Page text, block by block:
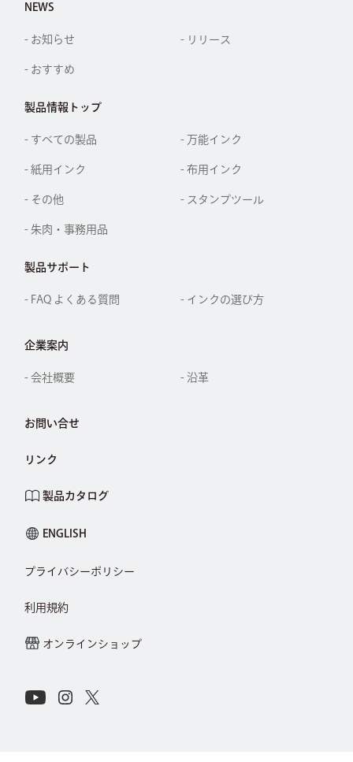
NEWS
- お知らせ - リリース
- おすすめ
製品情報トップ
- すべての製品 - 万能インク
- 紙用インク - 布用インク
- その他 - スタンプツール
- 朱肉・事務用品
製品サポート
- FAQ よくある質問 - インクの選び方
企業案内
- 会社概要 - 沿革
お問い合せ
リンク
製品カタログ
ENGLISH
プライバシーポリシー
利用規約
オンラインショップ
Connect with Us on Social Media
YoutubeInstagram